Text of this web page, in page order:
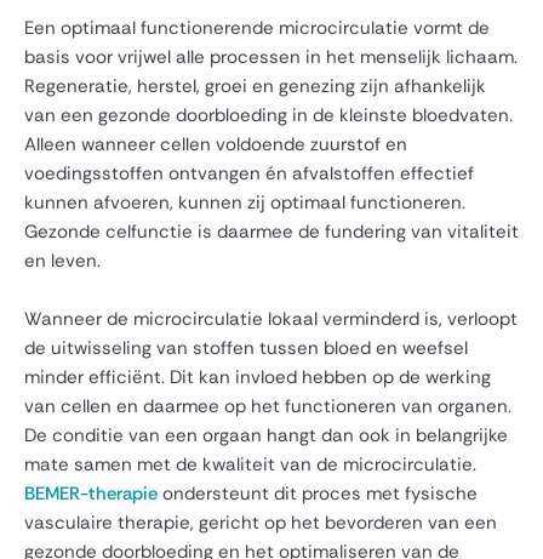
Een optimaal functionerende microcirculatie vormt de
basis voor vrijwel alle processen in het menselijk lichaam.
Regeneratie, herstel, groei en genezing zijn afhankelijk
van een gezonde doorbloeding in de kleinste bloedvaten.
Alleen wanneer cellen voldoende zuurstof en
voedingsstoffen ontvangen én afvalstoffen effectief
kunnen afvoeren, kunnen zij optimaal functioneren.
Gezonde celfunctie is daarmee de fundering van vitaliteit
en leven.
Wanneer de microcirculatie lokaal verminderd is, verloopt
de uitwisseling van stoffen tussen bloed en weefsel
minder efficiënt. Dit kan invloed hebben op de werking
van cellen en daarmee op het functioneren van organen.
De conditie van een orgaan hangt dan ook in belangrijke
mate samen met de kwaliteit van de microcirculatie.
BEMER-therapie ondersteunt dit proces met fysische
vasculaire therapie, gericht op het bevorderen van een
gezonde doorbloeding en het optimaliseren van de